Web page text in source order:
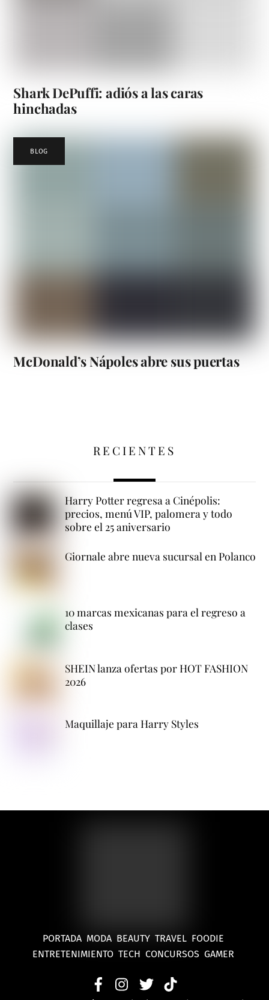
Shark DePuffi: adiós a las caras
hinchadas
BLOG
McDonald’s Nápoles abre sus puertas
RECIENTES
Harry Potter regresa a Cinépolis:
precios, menú VIP, palomera y todo
sobre el 25 aniversario
Giornale abre nueva sucursal en Polanco
10 marcas mexicanas para el regreso a
clases
SHEIN lanza ofertas por HOT FASHION
2026
Maquillaje para Harry Styles
PORTADA MODA BEAUTY TRAVEL FOODIE
ENTRETENIMIENTO TECH CONCURSOS GAMER